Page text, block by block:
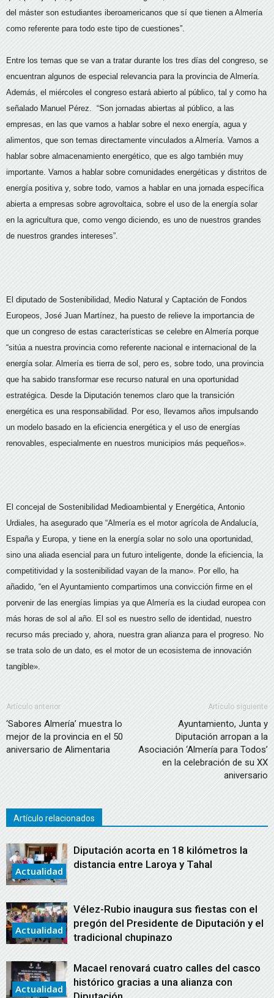
del máster son estudiantes iberoamericanos que sí que tienen a Almería
como referente para todo este tipo de cuestiones”.
Entre los temas que se van a tratar durante los tres días del congreso, se
encuentran algunos de especial relevancia para la provincia de Almería.
Además, el miércoles el congreso estará abierto al público, tal y como ha
señalado Manuel Pérez. “Son jornadas abiertas al público, a las
empresas, en las que vamos a hablar sobre el nexo energía, agua y
alimentos, que son temas directamente vinculados a Almería. Vamos a
hablar sobre almacenamiento energético, que es algo también muy
importante. Vamos a hablar sobre comunidades energéticas y distritos de
energía positiva y, sobre todo, vamos a hablar en una jornada específica
abierta a empresas sobre agrovoltaica, sobre el uso de la energía solar
en la agricultura que, como vengo diciendo, es uno de nuestros grandes
de nuestros grandes intereses”.
El diputado de Sostenibilidad, Medio Natural y Captación de Fondos
Europeos, José Juan Martínez, ha puesto de relieve la importancia de
que un congreso de estas características se celebre en Almería porque
“sitúa a nuestra provincia como referente nacional e internacional de la
energía solar. Almería es tierra de sol, pero es, sobre todo, una provincia
que ha sabido transformar ese recurso natural en una oportunidad
estratégica. Desde la Diputación tenemos claro que la transición
energética es una responsabilidad. Por eso, llevamos años impulsando
un modelo basado en la eficiencia energética y el uso de energías
renovables, especialmente en nuestros municipios más pequeños».
El concejal de Sostenibilidad Medioambiental y Energética, Antonio
Urdiales, ha asegurado que “Almería es el motor agrícola de Andalucía,
España y Europa, y tiene en la energía solar no solo una oportunidad,
sino una aliada esencial para un futuro inteligente, donde la eficiencia, la
competitividad y la sostenibilidad vayan de la mano». Por ello, ha
añadido, “en el Ayuntamiento compartimos una convicción firme en el
porvenir de las energías limpias ya que Almería es la ciudad europea con
más horas de sol al año. El sol es nuestro sello de identidad, nuestro
recurso más preciado y, ahora, nuestra gran alianza para el progreso. No
se trata solo de un dato, es el motor de un ecosistema de innovación
tangible».
Artículo anterior
‘Sabores Almería’ muestra lo
mejor de la provincia en el 50
aniversario de Alimentaria
Artículo siguiente
Ayuntamiento, Junta y
Diputación arropan a la
Asociación ‘Almería para Todos’
en la celebración de su XX
aniversario
Artículo relacionados
Actualidad
Diputación acorta en 18 kilómetros la
distancia entre Laroya y Tahal
Actualidad
Vélez-Rubio inaugura sus fiestas con el
pregón del Presidente de Diputación y el
tradicional chupinazo
Actualidad
Macael renovará cuatro calles del casco
histórico gracias a una alianza con